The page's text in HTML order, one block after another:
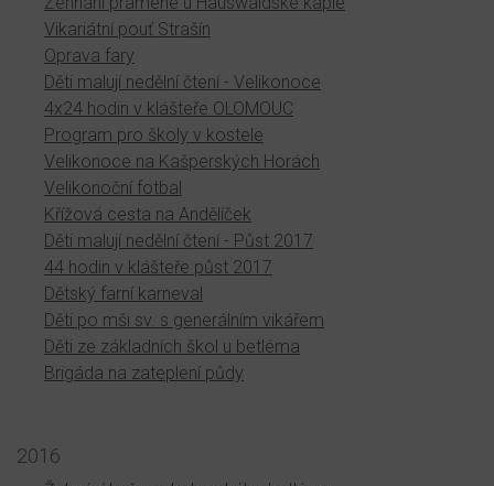
Vikariátní pouť Strašín
Oprava fary
Děti malují nedělní čtení - Velikonoce
4x24 hodin v klášteře OLOMOUC
Program pro školy v kostele
Velikonoce na Kašperských Horách
Velikonoční fotbal
Křížová cesta na Andělíček
Děti malují nedělní čtení - Půst 2017
44 hodin v klášteře půst 2017
Dětský farní karneval
Děti po mši sv. s generálním vikářem
Děti ze základních škol u betléma
Brigáda na zateplení půdy
2016